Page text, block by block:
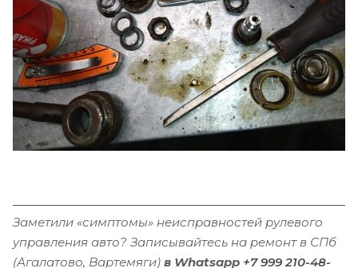
Заметили «симптомы» неисправностей рулевого
управления авто? Записывайтесь на ремонт в СПб
(Агалатово, Вартемяги) в Whatsapp +7 999 210-48-